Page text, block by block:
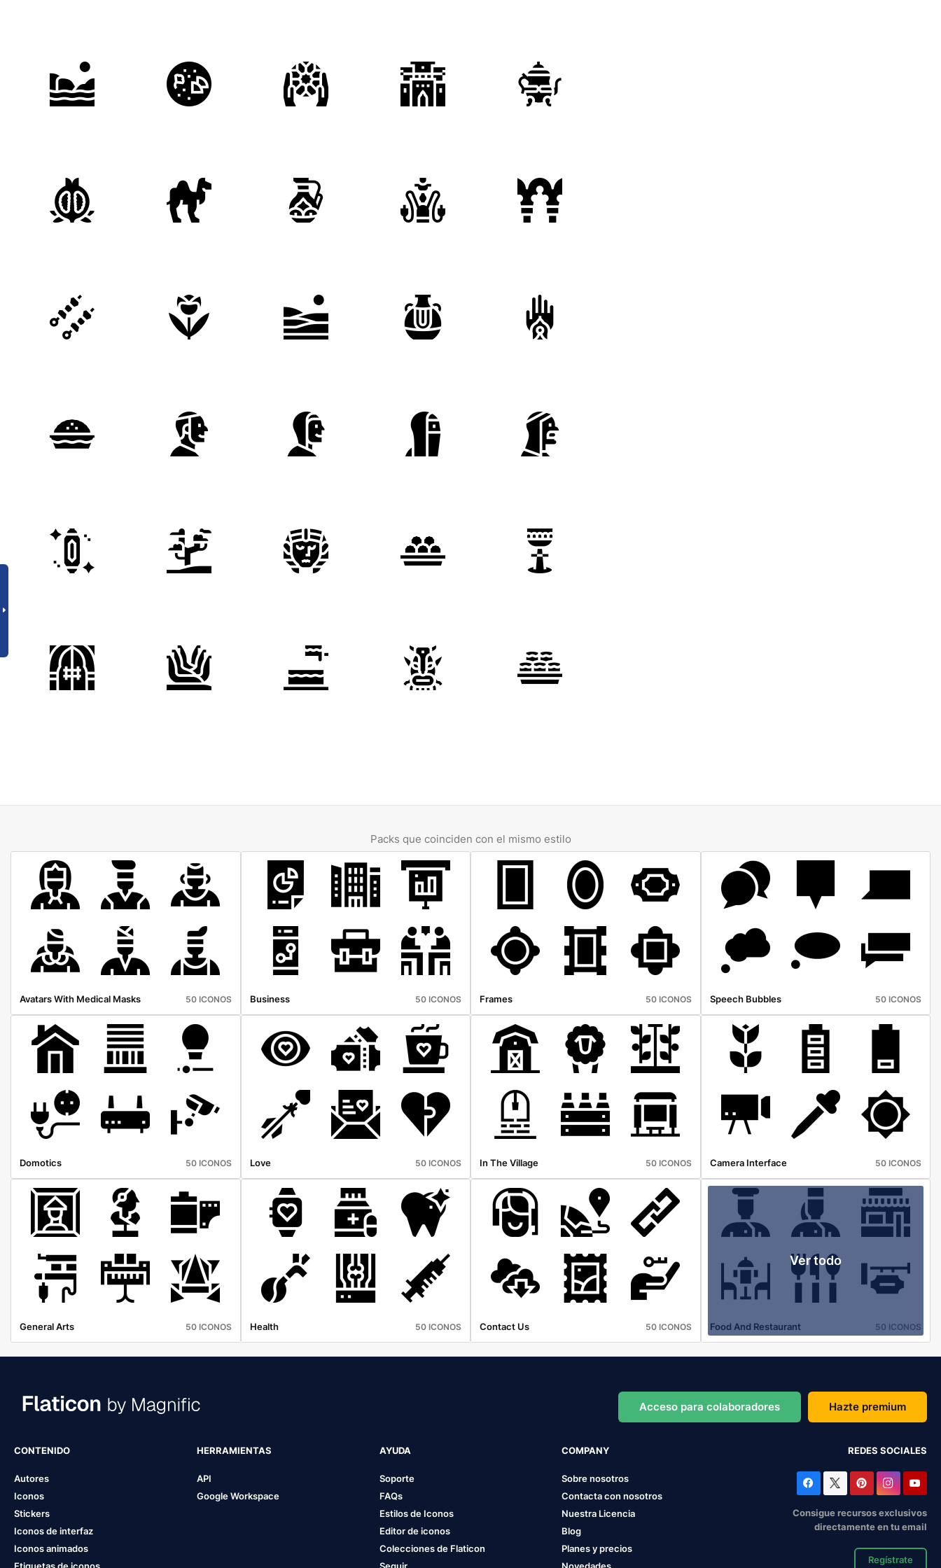
Packs que coinciden con el mismo estilo
Avatars With Medical Masks 50 ICONOS Business 50 ICONOS Frames 50 ICONOS Speech Bubbles 50 ICONOS
Domotics 50 ICONOS Love 50 ICONOS In The Village 50 ICONOS Camera Interface 50 ICONOS
General Arts 50 ICONOS Health 50 ICONOS Contact Us 50 ICONOS
Ver todo
Food And Restaurant 50 ICONOS
Acceso para colaboradores Hazte premium
CONTENIDO
Autores
Iconos
Stickers
Iconos de interfaz
Iconos animados
HERRAMIENTAS
API
Google Workspace
AYUDA
Soporte
FAQs
Estilos de Iconos
Editor de iconos
Colecciones de Flaticon
COMPANY
Sobre nosotros
Contacta con nosotros
Nuestra Licencia
Blog
Planes y precios
REDES SOCIALES
Consigue recursos exclusivos
directamente en tu email
Regístrate